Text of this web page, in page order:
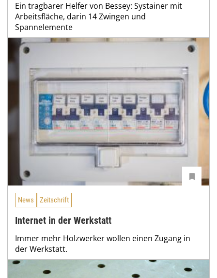
Ein tragbarer Helfer von Bessey: Systainer mit
Arbeitsfläche, darin 14 Zwingen und
Spannelemente
News Zeitschrift
Internet in der Werkstatt
Immer mehr Holzwerker wollen einen Zugang in
der Werkstatt.